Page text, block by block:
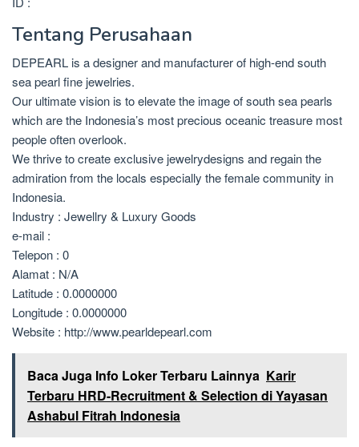
Tentang Perusahaan
DEPEARL is a designer and manufacturer of high-end south
sea pearl fine jewelries.
Our ultimate vision is to elevate the image of south sea pearls
which are the Indonesia’s most precious oceanic treasure most
people often overlook.
We thrive to create exclusive jewelrydesigns and regain the
admiration from the locals especially the female community in
Indonesia.
Industry : Jewellry & Luxury Goods
e-mail :
Telepon : 0
Alamat : N/A
Latitude : 0.0000000
Longitude : 0.0000000
Website : http://www.pearldepearl.com
Baca Juga Info Loker Terbaru Lainnya Karir
Terbaru HRD-Recruitment & Selection di Yayasan
Ashabul Fitrah Indonesia